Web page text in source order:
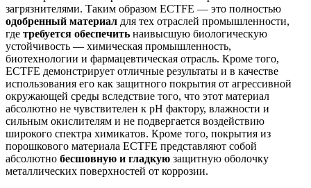
загрязнителями. Таким образом ECTFE — это полностью
одобренный материал для тех отраслей промышленности,
где требуется обеспечить наивысшую биологическую
устойчивость — химическая промышленность,
биотехнологии и фармацевтическая отрасль. Кроме того,
ECTFE демонстрирует отличные результаты и в качестве
использования его как защитного покрытия от агрессивной
окружающей среды вследствие того, что этот материал
абсолютно не чувствителен к pH фактору, влажности и
сильным окислителям и не подвергается воздействию
широкого спектра химикатов. Кроме того, покрытия из
порошкового материала ECTFE представляют собой
абсолютно бесшовную и гладкую защитную оболочку
металлических поверхностей от коррозии.